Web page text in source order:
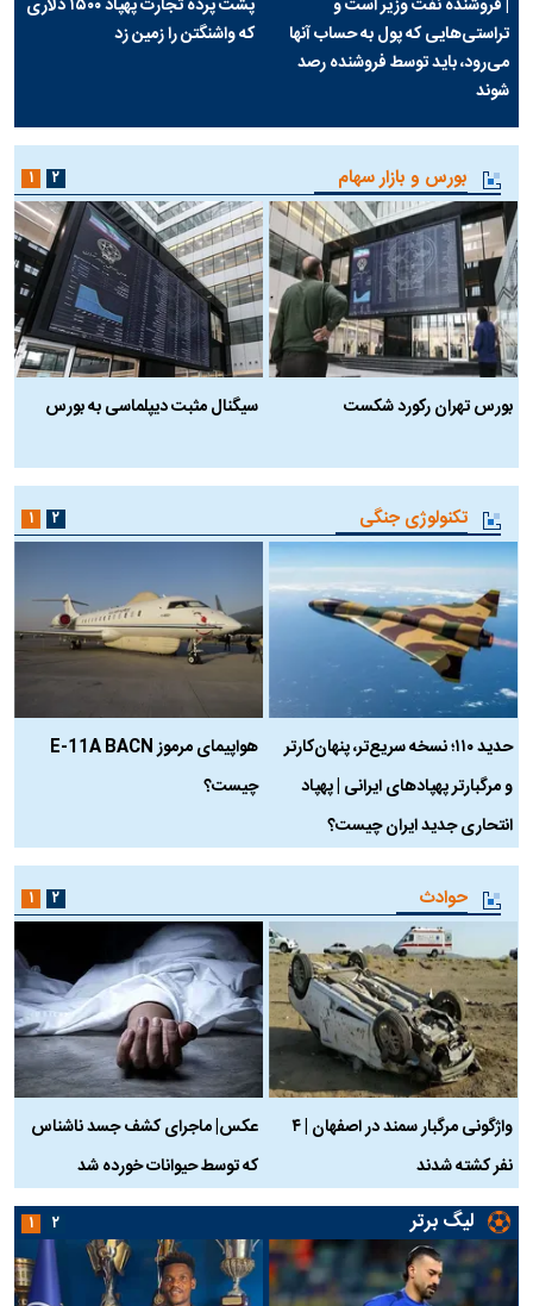
| فروشنده نفت وزیر است و
تراستی‌هایی که پول به حساب آنها
می‌رود، باید توسط فروشنده رصد
شوند
پشت پرده تجارت پهپاد‌ ۱۵۰۰ دلاری
که واشنگتن را زمین زد
بورس و بازار سهام
بورس تهران رکورد شکست
سیگنال مثبت دیپلماسی به بورس
۱ ۲
تکنولوژی جنگی
حدید ۱۱۰؛ نسخه سریع‌تر، پنهان‌کارتر
و مرگبارتر پهپادهای ایرانی | پهپاد
انتحاری جدید ایران چیست؟
هواپیمای مرموز E-11A BACN
چیست؟
۱ ۲
حوادث
واژگونی مرگبار سمند در اصفهان | ۴
نفر کشته شدند
عکس| ماجرای کشف جسد ناشناس
که توسط حیوانات خورده شد
۱ ۲
لیگ برتر ۱ ۲